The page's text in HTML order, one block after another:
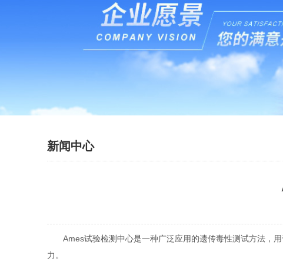
新闻中心
Ames试验检测中心是一种广泛应用的遗传毒性测试方法，用
力。